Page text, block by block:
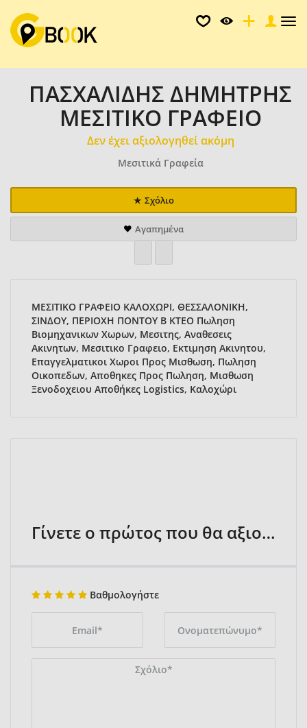
ΠΑΣΧΑΛΙΔΗΣ ΔΗΜΗΤΡΗΣ
ΜΕΣΙΤΙΚΟ ΓΡΑΦΕΙΟ
Δεν έχει αξιολογηθεί ακόμη
Μεσιτικά Γραφεία
Σχόλιο
Αγαπημένα
ΜΕΣΙΤΙΚΟ ΓΡΑΦΕΙΟ ΚΑΛΟΧΩΡΙ, ΘΕΣΣΑΛΟΝΙΚΗ,
ΣΙΝΔΟΥ, ΠΕΡΙΟΧΗ ΠΟΝΤΟΥ Β ΚΤΕΟ Πωληση
Βιομηχανικων Χωρων, Μεσιτης, Αναθεσεις
Ακινητων, Μεσιτικο Γραφειο, Εκτιμηση Ακινητου,
Επαγγελματικοι Χωροι Προς Μισθωση, Πωληση
Οικοπεδων, Αποθηκες Προς Πωληση, Μισθωση
Ξενοδοχειου Αποθήκες Logistics, Καλοχώρι
Γίνετε ο πρώτος που θα αξιολογήσει
Βαθμολογήστε